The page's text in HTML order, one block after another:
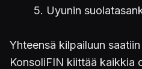
5. Uyunin
Yhteensä kilpailuun
KonsoliFIN kiittää kaikkia